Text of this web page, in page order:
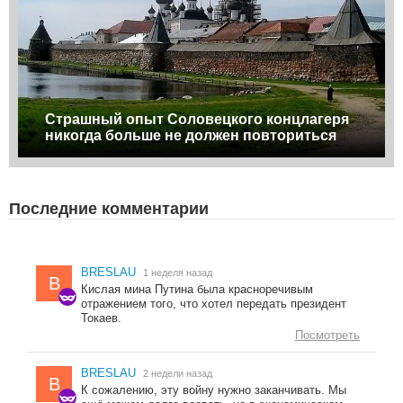
Страшный опыт Соловецкого концлагеря
никогда больше не должен повториться
Последние комментарии
B
BRESLAU 1 неделя назад
Кислая мина Путина была красноречивым
отражением того, что хотел передать президент
Токаев.
Посмотреть
B
BRESLAU 2 недели назад
К сожалению, эту войну нужно заканчивать. Мы